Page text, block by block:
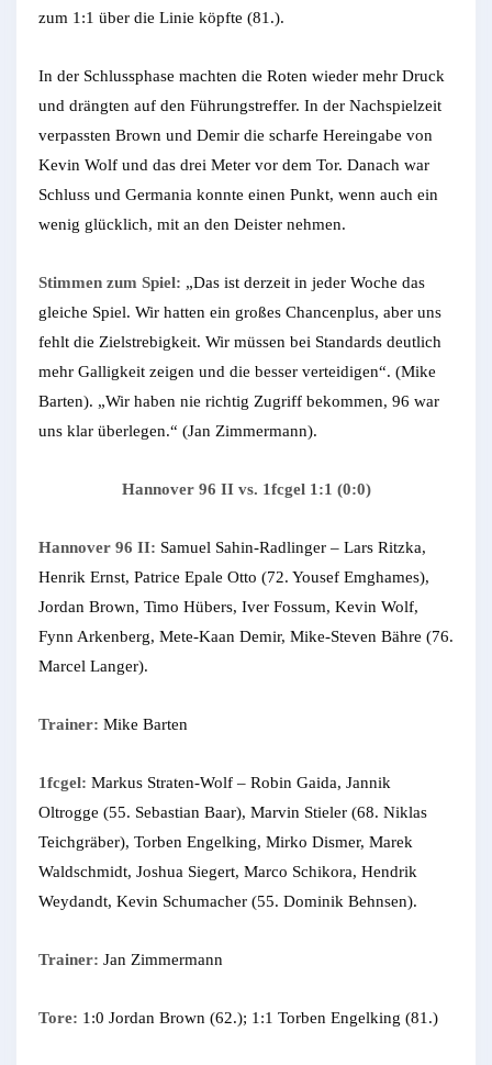
zum 1:1 über die Linie köpfte (81.).
In der Schlussphase machten die Roten wieder mehr Druck
und drängten auf den Führungstreffer. In der Nachspielzeit
verpassten Brown und Demir die scharfe Hereingabe von
Kevin Wolf und das drei Meter vor dem Tor. Danach war
Schluss und Germania konnte einen Punkt, wenn auch ein
wenig glücklich, mit an den Deister nehmen.
Stimmen zum Spiel: „Das ist derzeit in jeder Woche das
gleiche Spiel. Wir hatten ein großes Chancenplus, aber uns
fehlt die Zielstrebigkeit. Wir müssen bei Standards deutlich
mehr Galligkeit zeigen und die besser verteidigen“. (Mike
Barten). „Wir haben nie richtig Zugriff bekommen, 96 war
uns klar überlegen.“ (Jan Zimmermann).
Hannover 96 II vs. 1fcgel 1:1 (0:0)
Hannover 96 II: Samuel Sahin-Radlinger – Lars Ritzka,
Henrik Ernst, Patrice Epale Otto (72. Yousef Emghames),
Jordan Brown, Timo Hübers, Iver Fossum, Kevin Wolf,
Fynn Arkenberg, Mete-Kaan Demir, Mike-Steven Bähre (76.
Marcel Langer).
Trainer: Mike Barten
1fcgel: Markus Straten-Wolf – Robin Gaida, Jannik
Oltrogge (55. Sebastian Baar), Marvin Stieler (68. Niklas
Teichgräber), Torben Engelking, Mirko Dismer, Marek
Waldschmidt, Joshua Siegert, Marco Schikora, Hendrik
Weydandt, Kevin Schumacher (55. Dominik Behnsen).
Trainer: Jan Zimmermann
Tore: 1:0 Jordan Brown (62.); 1:1 Torben Engelking (81.)